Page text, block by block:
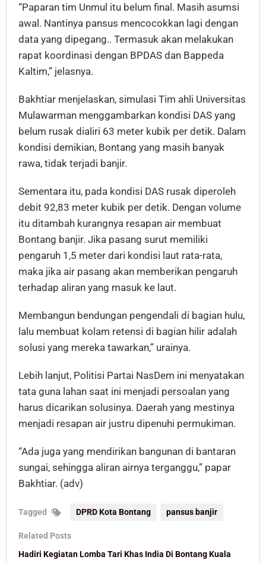
“Paparan tim Unmul itu belum final. Masih asumsi
awal. Nantinya pansus mencocokkan lagi dengan
data yang dipegang.. Termasuk akan melakukan
rapat koordinasi dengan BPDAS dan Bappeda
Kaltim,” jelasnya.
Bakhtiar menjelaskan, simulasi Tim ahli Universitas
Mulawarman menggambarkan kondisi DAS yang
belum rusak dialiri 63 meter kubik per detik. Dalam
kondisi demikian, Bontang yang masih banyak
rawa, tidak terjadi banjir.
Sementara itu, pada kondisi DAS rusak diperoleh
debit 92,83 meter kubik per detik. Dengan volume
itu ditambah kurangnya resapan air membuat
Bontang banjir. Jika pasang surut memiliki
pengaruh 1,5 meter dari kondisi laut rata-rata,
maka jika air pasang akan memberikan pengaruh
terhadap aliran yang masuk ke laut.
Membangun bendungan pengendali di bagian hulu,
lalu membuat kolam retensi di bagian hilir adalah
solusi yang mereka tawarkan,” urainya.
Lebih lanjut, Politisi Partai NasDem ini menyatakan
tata guna lahan saat ini menjadi persoalan yang
harus dicarikan solusinya. Daerah yang mestinya
menjadi resapan air justru dipenuhi permukiman.
“Ada juga yang mendirikan bangunan di bantaran
sungai, sehingga aliran airnya terganggu,” papar
Bakhtiar. (adv)
Tagged DPRD Kota Bontang pansus banjir
Related Posts
Hadiri Kegiatan Lomba Tari Khas India Di Bontang Kuala